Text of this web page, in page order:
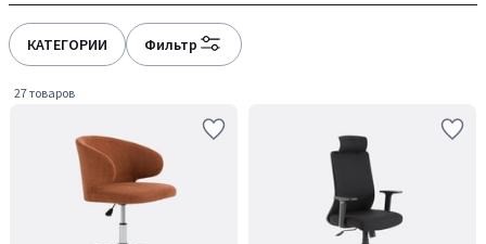
КАТЕГОРИИ Фильтр
27 товаров